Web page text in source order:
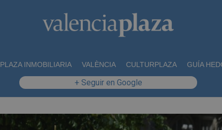
PLAZA INMOBILIARIA VALÈNCIA CULTURPLAZA GUÍA
+ Seguir en Google